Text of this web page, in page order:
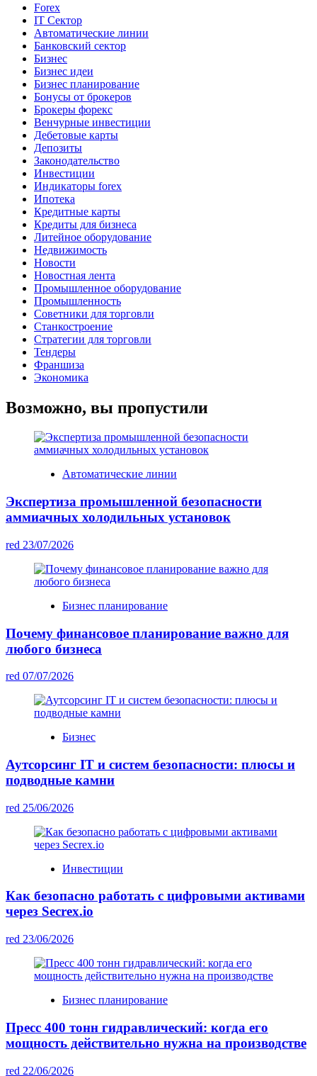
Forex
IT Сектор
Автоматические линии
Банковский сектор
Бизнес
Бизнес идеи
Бизнес планирование
Бонусы от брокеров
Брокеры форекс
Венчурные инвестиции
Дебетовые карты
Депозиты
Законодательство
Инвестиции
Индикаторы forex
Ипотека
Кредитные карты
Кредиты для бизнеса
Литейное оборудование
Недвижимость
Новости
Новостная лента
Промышленное оборудование
Промышленность
Советники для торговли
Станкостроение
Стратегии для торговли
Тендеры
Франшиза
Экономика
Возможно, вы пропустили
Автоматические линии
Экспертиза промышленной безопасности
аммиачных холодильных установок
red 23/07/2026
Бизнес планирование
Почему финансовое планирование важно для
любого бизнеса
red 07/07/2026
Бизнес
Аутсорсинг IT и систем безопасности: плюсы и
подводные камни
red 25/06/2026
Инвестиции
Как безопасно работать с цифровыми активами
через Secrex.io
red 23/06/2026
Бизнес планирование
Пресс 400 тонн гидравлический: когда его
мощность действительно нужна на производстве
red 22/06/2026